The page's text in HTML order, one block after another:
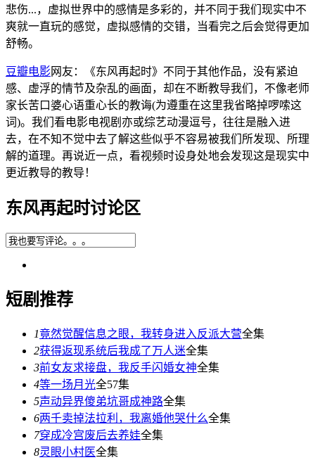
悲伤...，虚拟世界中的感情是多彩的，并不同于我们现实中不
爽就一直玩的感觉，虚拟感情的交错，当看完之后会觉得更加
舒畅。
豆瓣电影网友：《东风再起时》不同于其他作品，没有紧迫
感、虚浮的情节及杂乱的画面，却在不断教导我们，不像老师
家长苦口婆心语重心长的教诲(为遵重在这里我省略掉啰嗦这
词)。我们看电影电视剧亦或综艺动漫逗号，往往是融入进
去，在不知不觉中去了解这些似乎不容易被我们所发现、所理
解的道理。再说近一点，看视频时设身处地会发现这是现实中
更近教导的教导！
东风再起时讨论区
短剧推荐
1竟然觉醒信息之眼，我转身进入反派大营全集
2获得返现系统后我成了万人迷全集
3前女友求接盘，我反手闪婚女神全集
4等一场月光全57集
5声动异界傻弟坑哥成神路全集
6两千卖掉法拉利，我离婚他哭什么全集
7穿成冷宫废后去养娃全集
8灵眼小村医全集